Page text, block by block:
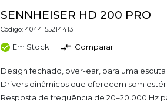
SENNHEISER HD 200 PRO
Código: 4044155214413
Em Stock Comparar
Design fechado, over-ear, para uma
Drivers dinâmicos que oferecem som
Resposta de frequência de 20–20.000 Hz